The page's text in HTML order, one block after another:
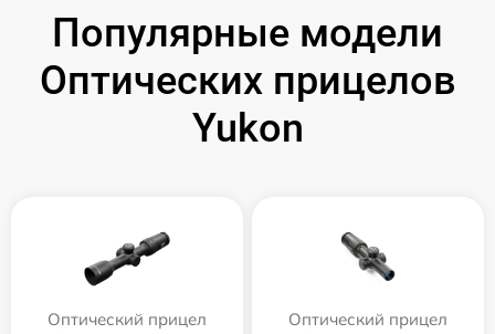
Популярные модели
Оптических прицелов
Yukon
Оптический прицел
Оптический прицел